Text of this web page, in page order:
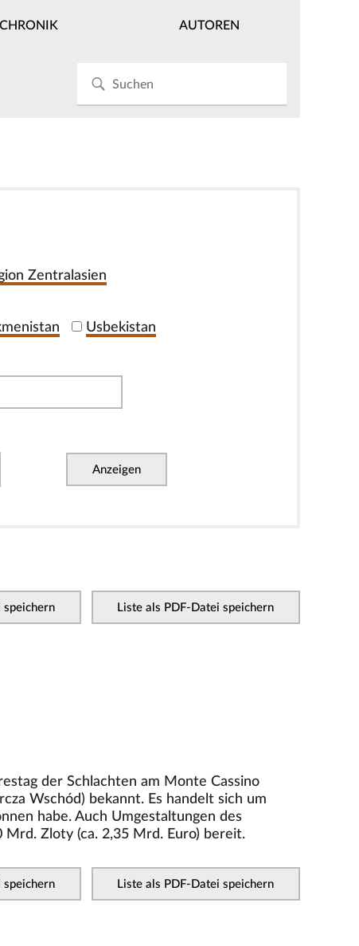
CHRONIK AUTOREN
Zentralasien
Usbekistan
Anzeigen
speichern Liste als PDF-Datei speichern
der Schlachten am Monte Cassino
Wschód) bekannt. Es handelt sich um
habe. Auch Umgestaltungen des
Mrd. Zloty (ca. 2,35 Mrd. Euro) bereit.
speichern Liste als PDF-Datei speichern